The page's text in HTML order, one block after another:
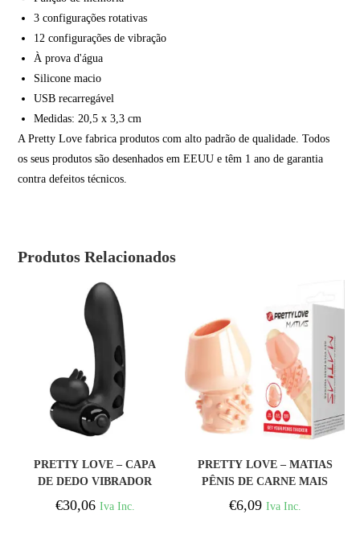
3 configurações rotativas
12 configurações de vibração
À prova d'água
Silicone macio
USB recarregável
Medidas: 20,5 x 3,3 cm
A Pretty Love fabrica produtos com alto padrão de qualidade. Todos
os seus produtos são desenhados em EEUU e têm 1 ano de garantia
contra defeitos técnicos.
Produtos Relacionados
PRETTY LOVE – CAPA
DE DEDO VIBRADOR
PRETO ORLANDO
€30,06 Iva Inc.
PRETTY LOVE – MATIAS
PÊNIS DE CARNE MAIS
GROSSA
€6,09 Iva Inc.